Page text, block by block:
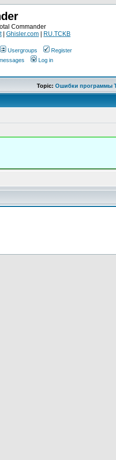
Commander
| Ghisler.com RU.TCKB
Usergroups
Register
Log in
Topic: Ошибки программы